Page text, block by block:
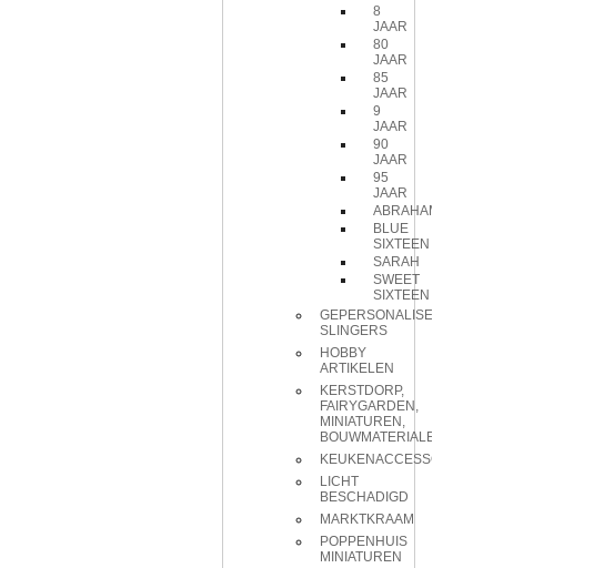
8
JAAR
80
JAAR
85
JAAR
9
JAAR
90
JAAR
95
JAAR
ABRAHAM
BLUE
SIXTEEN
SARAH
SWEET
SIXTEEN
GEPERSONALISEERDE
SLINGERS
HOBBY
ARTIKELEN
KERSTDORP,
FAIRYGARDEN,
MINIATUREN,
BOUWMATERIALEN
KEUKENACCESSOIRES
LICHT
BESCHADIGD
MARKTKRAAM
POPPENHUIS
MINIATUREN